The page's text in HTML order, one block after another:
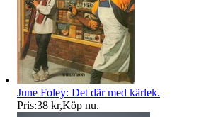
June Foley: Det där med kärlek.
Pris:38 kr,Köp nu.